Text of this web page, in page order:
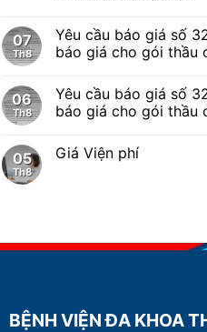
07
Th8
Yêu cầu báo giá số
báo giá cho gói thầu
06
Th8
Yêu cầu báo giá số
báo giá cho gói thầu
05
Th8
Giá Viện phí
BỆNH VIỆN ĐA KHOA